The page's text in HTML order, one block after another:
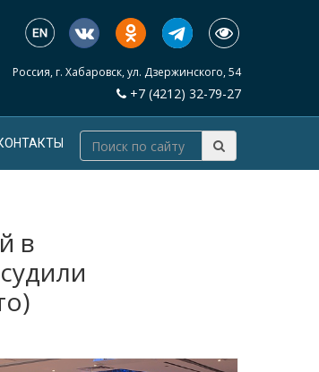
Россия, г. Хабаровск, ул. Дзержинского, 54
+7 (4212) 32-79-27
в